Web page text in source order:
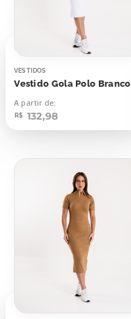
VESTIDOS
Vestido Gola Polo Branco
A partir de:
R$ 132,98